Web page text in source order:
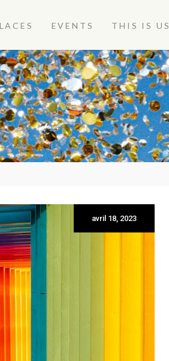
EVENTS THIS IS US
avril 18, 2023